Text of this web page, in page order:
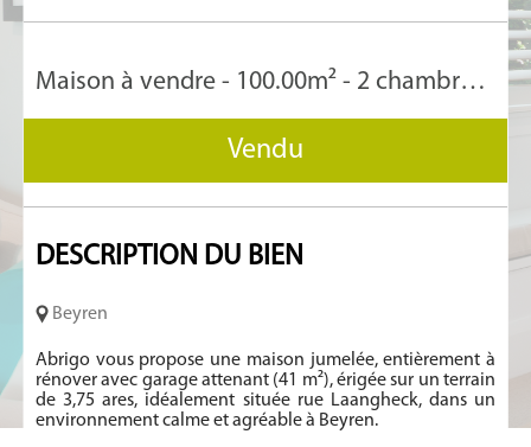
Maison à vendre - 100.00m² - 2 chambre(s)
Vendu
DESCRIPTION DU BIEN
Beyren
Abrigo vous propose une maison jumelée, entièrement à
rénover avec garage attenant (41 m²), érigée sur un terrain
de 3,75 ares, idéalement située rue Laangheck, dans un
environnement calme et agréable à Beyren.